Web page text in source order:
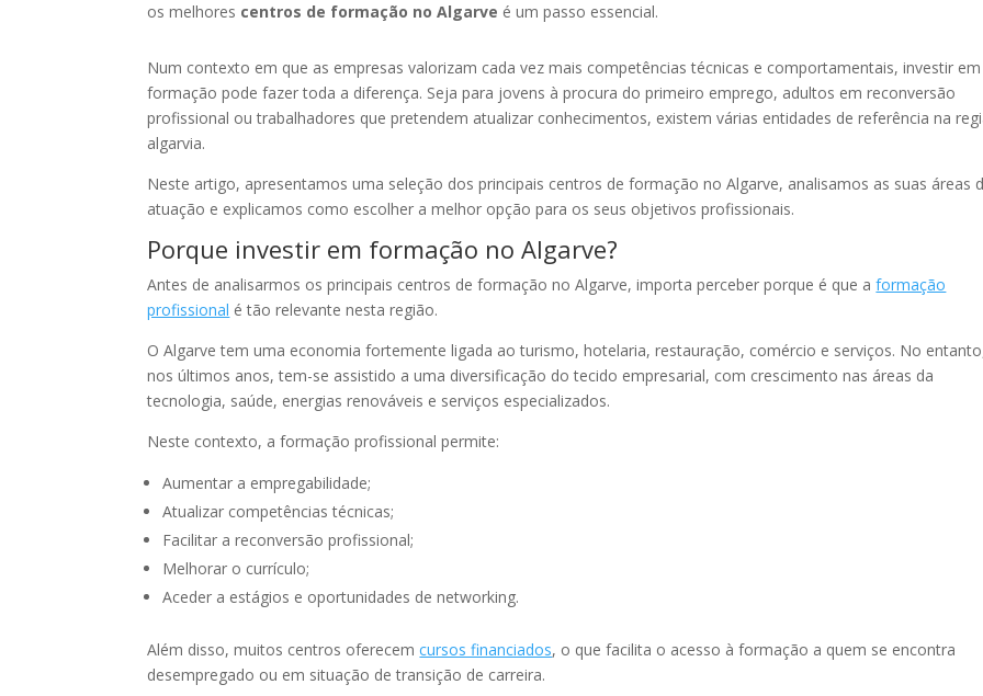
os melhores centros de formação no Algarve é um passo essencial.
Num contexto em que as empresas valorizam cada vez mais competências técnicas e comportamentais, investir em
formação pode fazer toda a diferença. Seja para jovens à procura do primeiro emprego, adultos em reconversão
profissional ou trabalhadores que pretendem atualizar conhecimentos, existem várias entidades de referência na
algarvia.
Neste artigo, apresentamos uma seleção dos principais centros de formação no Algarve, analisamos as suas áreas
atuação e explicamos como escolher a melhor opção para os seus objetivos profissionais.
Porque investir em formação no Algarve?
Antes de analisarmos os principais centros de formação no Algarve, importa perceber porque é que aformação
profissional é tão relevante nesta região.
O Algarve tem uma economia fortemente ligada ao turismo, hotelaria, restauração, comércio e serviços. No
nos últimos anos, tem-se assistido a uma diversificação do tecido empresarial, com crescimento nas áreas da
tecnologia, saúde, energias renováveis e serviços especializados.
Neste contexto, a formação profissional permite:
Aumentar a empregabilidade;
Atualizar competências técnicas;
Facilitar a reconversão profissional;
Melhorar o currículo;
Aceder a estágios e oportunidades de networking.
Além disso, muitos centros oferecemcursos financiados, o que facilita o acesso à formação a quem se encontra
desempregado ou em situação de transição de carreira.